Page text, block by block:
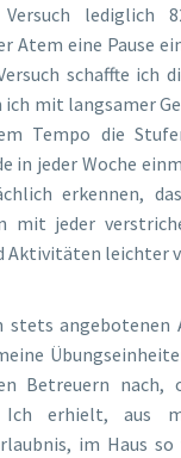
lediglich
Atem eine Pause
schaffte ich
ich mit langsamer
Tempo die
in jeder Woche
erkennen,
mit jeder
Aktivitäten leichter
stets angebotenen
Betreuern nach,
erhielt, aus
im Haus so